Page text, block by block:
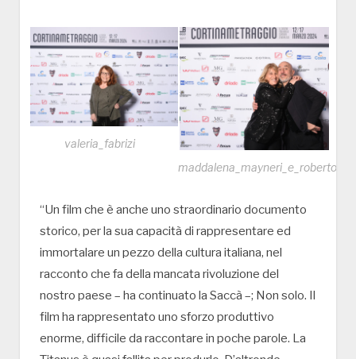
valeria_fabrizi
“Un film che è anche uno straordinario documento
storico, per la sua capacità di rappresentare ed
immortalare un pezzo della cultura italiana, nel
racconto che fa della mancata rivoluzione del
nostro paese – ha continuato la Saccà –; Non solo. Il
film ha rappresentato uno sforzo produttivo
enorme, difficile da raccontare in poche parole. La